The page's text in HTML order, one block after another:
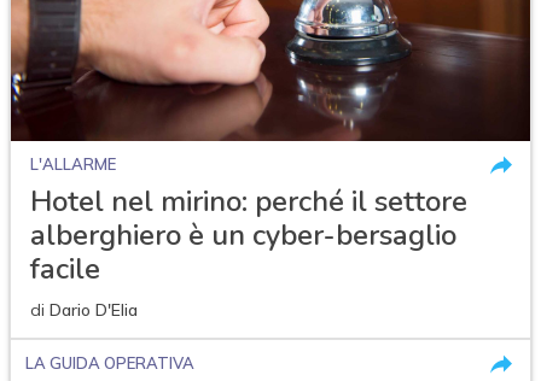
L'ALLARME
Hotel nel mirino: perché il settore
alberghiero è un cyber-bersaglio
facile
di Dario D'Elia
LA GUIDA OPERATIVA